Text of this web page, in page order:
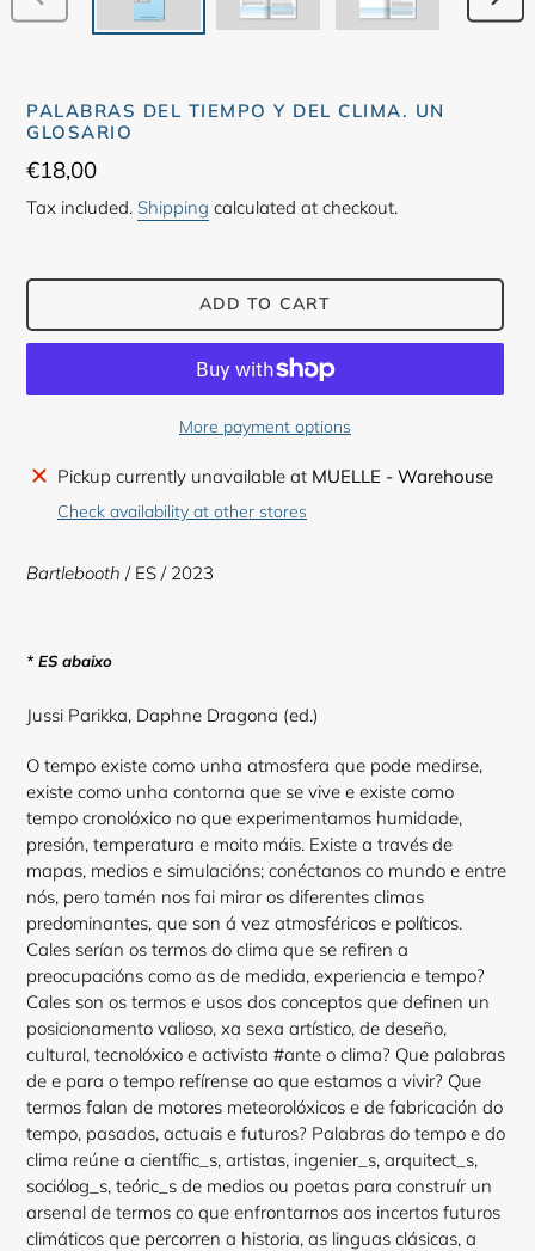
PREVIOUS
NEXT
PALABRAS DEL TIEMPO Y DEL CLIMA. UN
GLOSARIO
Regular
price
€18,00
Tax included. Shipping calculated at checkout.
ADD TO CART
More payment options
Adding
product
cart
Pickup currently unavailable at MUELLE - Warehouse
Check availability at other stores
Bartlebooth / ES / 2023
* ES abaixo
Jussi Parikka, Daphne Dragona (ed.)
O tempo existe como unha atmosfera que pode medirse,
existe como unha contorna que se vive e existe como
tempo cronolóxico no que experimentamos humidade,
presión, temperatura e moito máis. Existe a través de
mapas, medios e simulacións; conéctanos co mundo e entre
nós, pero tamén nos fai mirar os diferentes climas
predominantes, que son á vez atmosféricos e políticos.
Cales serían os termos do clima que se refiren a
preocupacións como as de medida, experiencia e tempo?
Cales son os termos e usos dos conceptos que definen un
posicionamento valioso, xa sexa artístico, de deseño,
cultural, tecnolóxico e activista #ante o clima? Que palabras
de e para o tempo refírense ao que estamos a vivir? Que
termos falan de motores meteorolóxicos e de fabricación do
tempo, pasados, actuais e futuros? Palabras do tempo e do
clima reúne a científic s, artistas, ingenier s, arquitect s,
sociólog s, teóric s de medios ou poetas para construír un
arsenal de termos co que enfrontarnos aos incertos futuros
climáticos que percorren a historia, as linguas clásicas, a